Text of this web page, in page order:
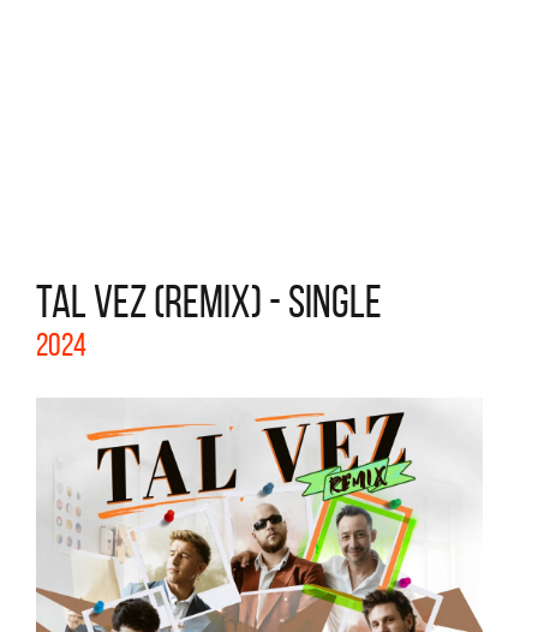
TAL VEZ (REMIX) - SINGLE
2024